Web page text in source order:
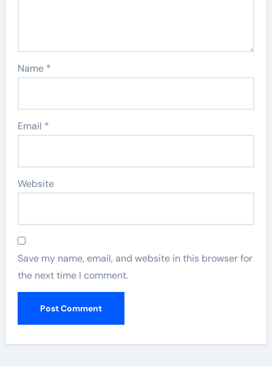
Name *
Email *
Website
Save my name, email, and website in this browser for
the next time I comment.